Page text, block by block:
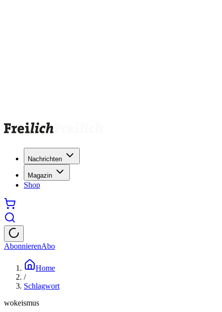
Nachrichten
Magazin
Shop
AbonnierenAbo
Home
/
Schlagwort
wokeismus